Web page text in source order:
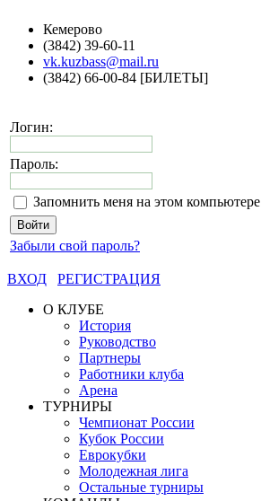
Кемерово
(3842) 39-60-11
vk.kuzbass@mail.ru
(3842) 66-00-84 [БИЛЕТЫ]
Логин:
Пароль:
Запомнить меня на этом компьютере
Забыли свой пароль?
ВХОД
РЕГИСТРАЦИЯ
О КЛУБЕ
История
Руководство
Партнеры
Работники клуба
Арена
ТУРНИРЫ
Чемпионат России
Кубок России
Еврокубки
Молодежная лига
Остальные турниры